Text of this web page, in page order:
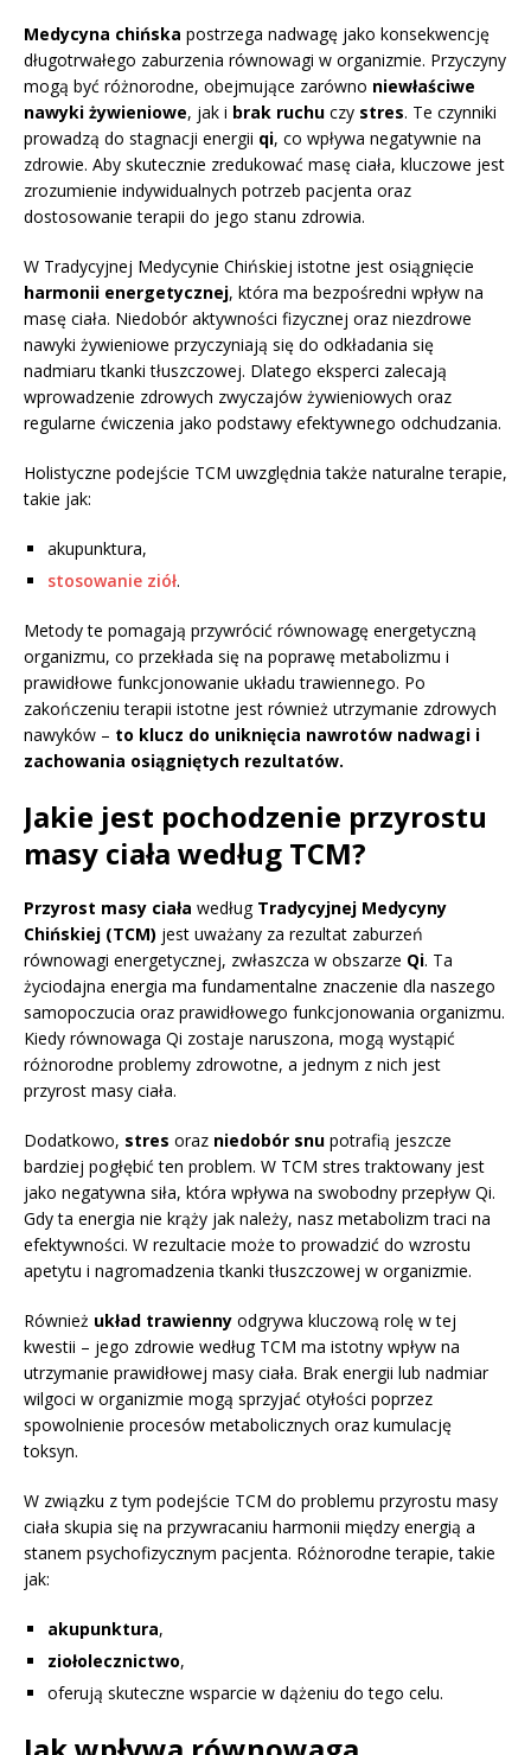
Medycyna chińska postrzega nadwagę jako konsekwencję
długotrwałego zaburzenia równowagi w organizmie. Przyczyny
mogą być różnorodne, obejmujące zarówno niewłaściwe
nawyki żywieniowe, jak i brak ruchu czy stres. Te czynniki
prowadzą do stagnacji energii qi, co wpływa negatywnie na
zdrowie. Aby skutecznie zredukować masę ciała, kluczowe jest
zrozumienie indywidualnych potrzeb pacjenta oraz
dostosowanie terapii do jego stanu zdrowia.
W Tradycyjnej Medycynie Chińskiej istotne jest osiągnięcie
harmonii energetycznej, która ma bezpośredni wpływ na
masę ciała. Niedobór aktywności fizycznej oraz niezdrowe
nawyki żywieniowe przyczyniają się do odkładania się
nadmiaru tkanki tłuszczowej. Dlatego eksperci zalecają
wprowadzenie zdrowych zwyczajów żywieniowych oraz
regularne ćwiczenia jako podstawy efektywnego odchudzania.
Holistyczne podejście TCM uwzględnia także naturalne terapie,
takie jak:
akupunktura,
stosowanie ziół.
Metody te pomagają przywrócić równowagę energetyczną
organizmu, co przekłada się na poprawę metabolizmu i
prawidłowe funkcjonowanie układu trawiennego. Po
zakończeniu terapii istotne jest również utrzymanie zdrowych
nawyków – to klucz do uniknięcia nawrotów nadwagi i
zachowania osiągniętych rezultatów.
Jakie jest pochodzenie przyrostu
masy ciała według TCM?
Przyrost masy ciała według Tradycyjnej Medycyny
Chińskiej (TCM) jest uważany za rezultat zaburzeń
równowagi energetycznej, zwłaszcza w obszarze Qi. Ta
życiodajna energia ma fundamentalne znaczenie dla naszego
samopoczucia oraz prawidłowego funkcjonowania organizmu.
Kiedy równowaga Qi zostaje naruszona, mogą wystąpić
różnorodne problemy zdrowotne, a jednym z nich jest
przyrost masy ciała.
Dodatkowo, stres oraz niedobór snu potrafią jeszcze
bardziej pogłębić ten problem. W TCM stres traktowany jest
jako negatywna siła, która wpływa na swobodny przepływ Qi.
Gdy ta energia nie krąży jak należy, nasz metabolizm traci na
efektywności. W rezultacie może to prowadzić do wzrostu
apetytu i nagromadzenia tkanki tłuszczowej w organizmie.
Również układ trawienny odgrywa kluczową rolę w tej
kwestii – jego zdrowie według TCM ma istotny wpływ na
utrzymanie prawidłowej masy ciała. Brak energii lub nadmiar
wilgoci w organizmie mogą sprzyjać otyłości poprzez
spowolnienie procesów metabolicznych oraz kumulację
toksyn.
W związku z tym podejście TCM do problemu przyrostu masy
ciała skupia się na przywracaniu harmonii między energią a
stanem psychofizycznym pacjenta. Różnorodne terapie, takie
jak:
akupunktura,
ziołolecznictwo,
oferują skuteczne wsparcie w dążeniu do tego celu.